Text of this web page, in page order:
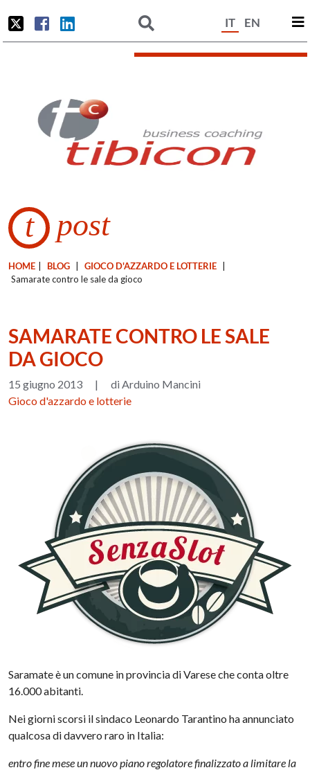
IT EN
t post
HOME BLOG GIOCO D'AZZARDO E LOTTERIE
Samarate contro le sale da gioco
SAMARATE CONTRO LE SALE
DA GIOCO
15 giugno 2013 |
di Arduino Mancini
Gioco d'azzardo e lotterie
Saramate è un comune in provincia di Varese che conta oltre
16.000 abitanti.
Nei giorni scorsi il sindaco Leonardo Tarantino ha annunciato
qualcosa di davvero raro in Italia:
entro fine mese un nuovo piano regolatore finalizzato a limitare la